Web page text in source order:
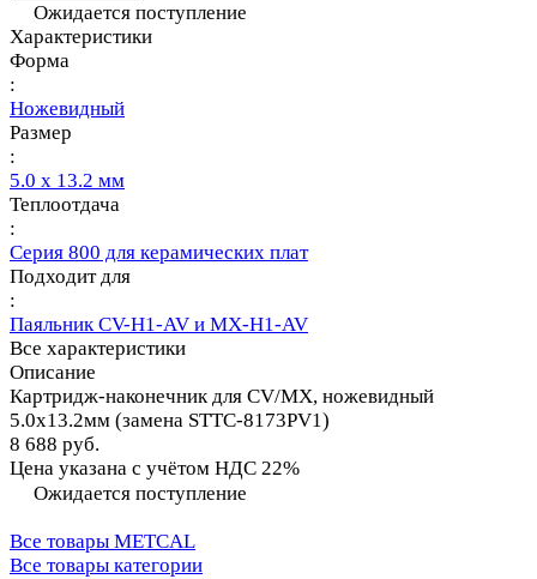
Ожидается поступление
Характеристики
Форма
:
Ножевидный
Размер
:
5.0 х 13.2 мм
Теплоотдача
:
Серия 800 для керамических плат
Подходит для
:
Паяльник CV-H1-AV и MX-H1-AV
Все характеристики
Описание
Картридж-наконечник для СV/MX, ножевидный
5.0х13.2мм (замена STTC-8173PV1)
8 688 руб.
Цена указана с учётом НДС 22%
Ожидается поступление
Все товары METCAL
Все товары категории